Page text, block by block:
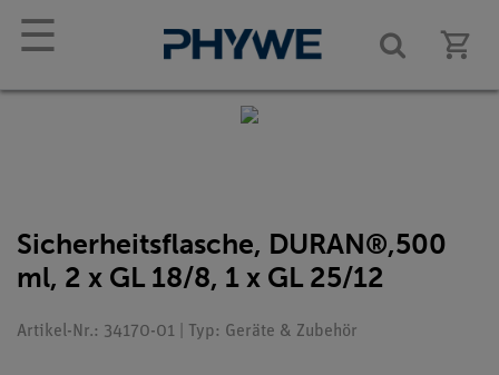
☰
Sicherheitsflasche, DURAN®,500
ml, 2 x GL 18/8, 1 x GL 25/12
Artikel-Nr.: 34170-01 | Typ: Geräte & Zubehör